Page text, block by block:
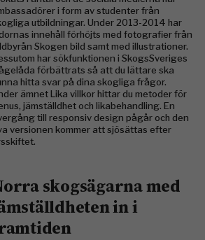
i form av studenter från
utbildningar. Under 2013-2014 har
innehåll förhöjts med fotografier från
Skogen bild samt med illustrationer.
har sökfunktionen i SkogsSveriges
förbättrats så att du lättare ska
hitta svar på dina skogliga frågor.
ämnet Lika villkor hittar du metoder för
jämställdhet och likabehandling. En
till responsiv design pågår och den
versionen kommer att sjösättas efter
skogsägarna med
in i